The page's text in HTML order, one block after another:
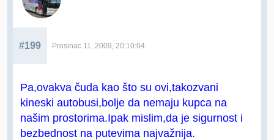
#199 Prosinac 11, 2009, 20:10:04
Pa,ovakva čuda kao što su ovi,takozvani
kineski autobusi,bolje da nemaju kupca na
našim prostorima.Ipak mislim,da je sigurnost i
bezbednost na putevima najvažnija.